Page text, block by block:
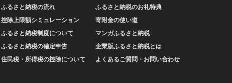
ふるさと納税の流れ
控除上限額シミュレーション
ふるさと納税制度について
ふるさと納税の確定申告
住民税・所得税の控除について
ふるさと納税のお礼特典
寄附金の使い道
マンガふるさと納税
企業版ふるさと納税とは
よくあるご質問・お問い合わせ